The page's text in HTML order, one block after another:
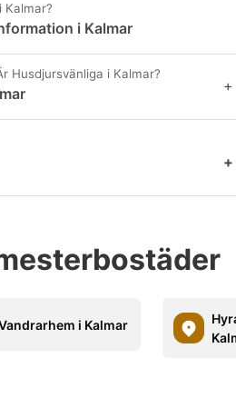
Kalmar?
i Kalmar
Husdjursvänliga i Kalmar?
+
+
i Kalmar